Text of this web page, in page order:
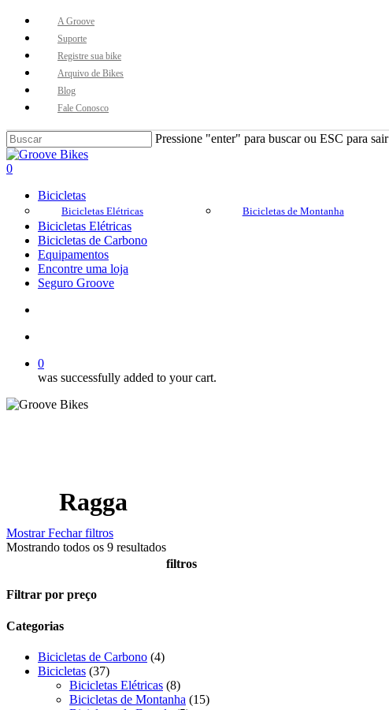
Skip
content
A Groove
Suporte
Registre sua bike
Arquivo de Bikes
Blog
Fale Conosco
Pressione "enter" para buscar ou ESC para sair
Close
Search
Buscar..
account
0
Bicicletas
Bicicletas Elétricas Bicicletas de Montanha
Bicicletas Elétricas
Bicicletas de Carbono
Equipamentos
Encontre uma loja
Seguro Groove
0
was successfully added to your cart.
Ragga
Mostrar Fechar filtros
Mostrando todos os 9 resultados
filtros
Close
Filtrar por preço
Categorias
Bicicletas de Carbono 44
Bicicletas 3737
produtos
Bicicletas Elétricas 88
produtos
Bicicletas de Montanha 1515